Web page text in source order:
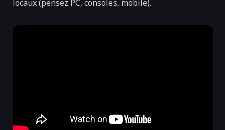
locaux (pensez PC, consoles, mobile).